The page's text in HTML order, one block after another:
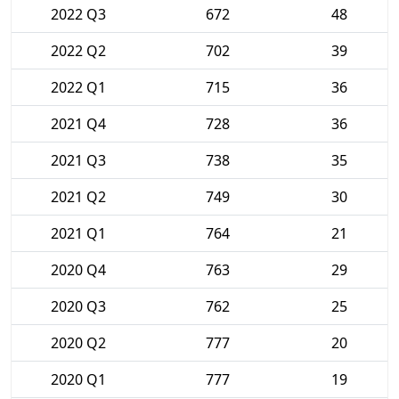
2022 Q3 672
48
2022 Q2
702
39
2022 Q1
715
36
2021 Q4
728
36
2021 Q3
738
35
2021 Q2
749
30
2021 Q1
764
21
2020 Q4
763
29
2020 Q3
762
25
2020 Q2
777
20
2020 Q1
777 19